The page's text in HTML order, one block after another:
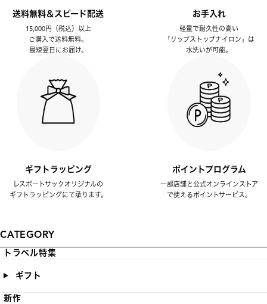
送料無料＆スピード配送
15,000円（税込）以上
ご購入で送料無料。
最短翌日にお届け。
お手入れ
軽量で耐久性の高い
「リップストップナイロン」は
水洗いが可能。
ギフトラッピング
レスポートサックオリジナルの
ギフトラッピングにて承ります。
ポイントプログラム
一部店舗と公式オンラインストア
で使えるポイントサービス。
CATEGORY
トラベル特集
ギフト
新作